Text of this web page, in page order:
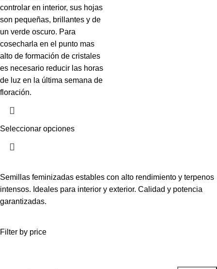
Filter by price
controlar en interior, sus hojas
son pequeñas, brillantes y de
un verde oscuro. Para
cosecharla en el punto mas
alto de formación de cristales
es necesario reducir las horas
de luz en la última semana de
floración.
Seleccionar opciones
Semillas feminizadas estables con alto rendimiento y terpenos
intensos. Ideales para interior y exterior. Calidad y potencia
garantizadas.